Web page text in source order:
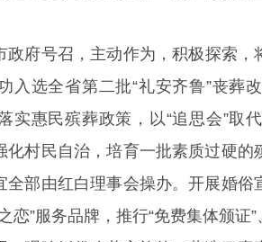
政府号召，主动作为，积极探索，
入选全省第二批“礼安齐鲁”丧葬
实惠民殡葬政策，以“追思会”取
化村民自治，培育一批素质过硬
全部由红白理事会操办。开展婚
之恋”服务品牌，推行“免费集体颁